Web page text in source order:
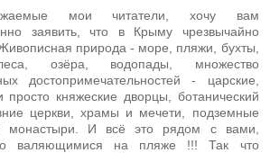
мои читатели, хочу вам
заявить, что в Крыму чрезвычайно
природа - море, пляжи, бухты,
озёра, водопады, множество
достопримечательностей - царские,
просто княжеские дворцы, ботанический
церкви, храмы и мечети, подземные
монастыри. И всё это рядом с вами,
валяющимися на пляже !!! Так что